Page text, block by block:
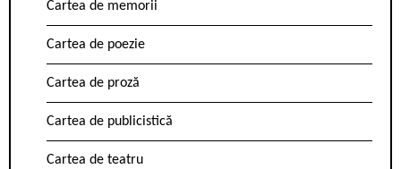
Cartea de memorii
Cartea de poezie
Cartea de proză
Cartea de publicistică
Cartea de teatru